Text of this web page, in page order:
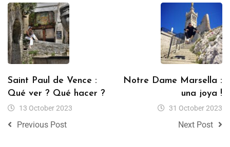
Saint Paul de Vence :
Qué ver ? Qué hacer ?
13 October 2023
Previous Post
Notre Dame Marsella :
una joya !
31 October 2023
Next Post